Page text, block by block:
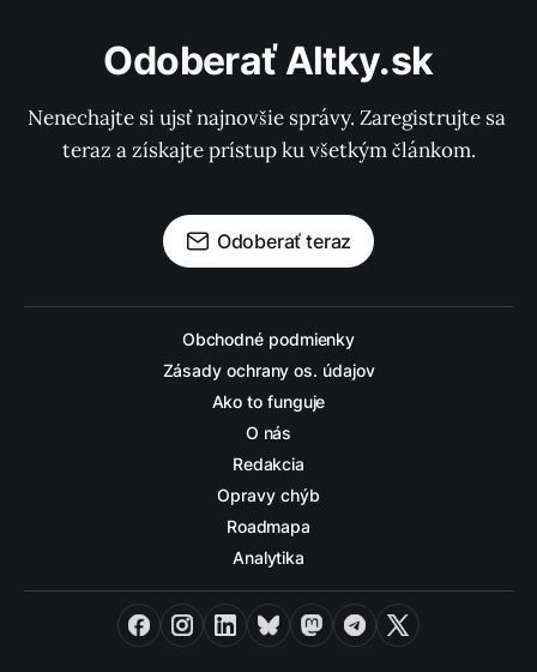
Odoberať Altky.sk
Nenechajte si ujsť najnovšie správy. Zaregistrujte sa
teraz a získajte prístup ku všetkým článkom.
Odoberať teraz
Obchodné podmienky
Zásady ochrany os. údajov
Ako to funguje
O nás
Redakcia
Opravy chýb
Roadmapa
Analytika
FacebookInstagramLinkedInBlueskyMastodon
Telegram
X